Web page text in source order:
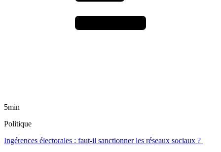
5min
Politique
Ingérences électorales : faut-il sanctionner les réseaux sociaux ?